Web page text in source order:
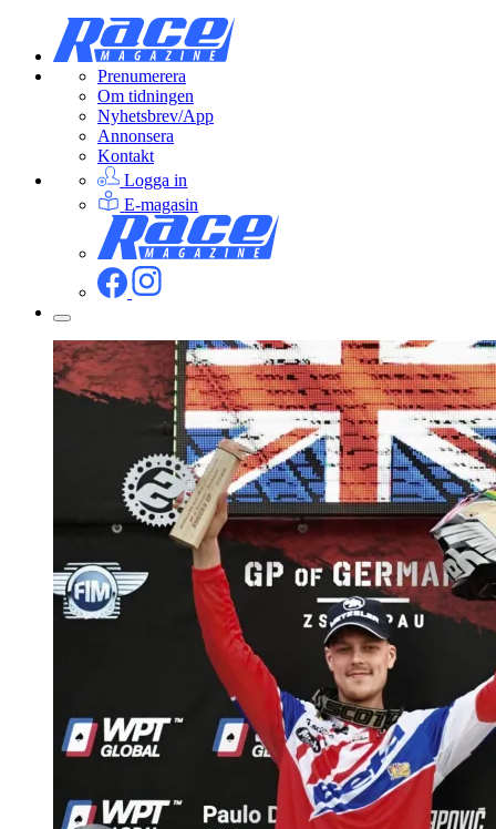
Prenumerera
Om tidningen
Nyhetsbrev/App
Annonsera
Kontakt
Logga in
E-magasin